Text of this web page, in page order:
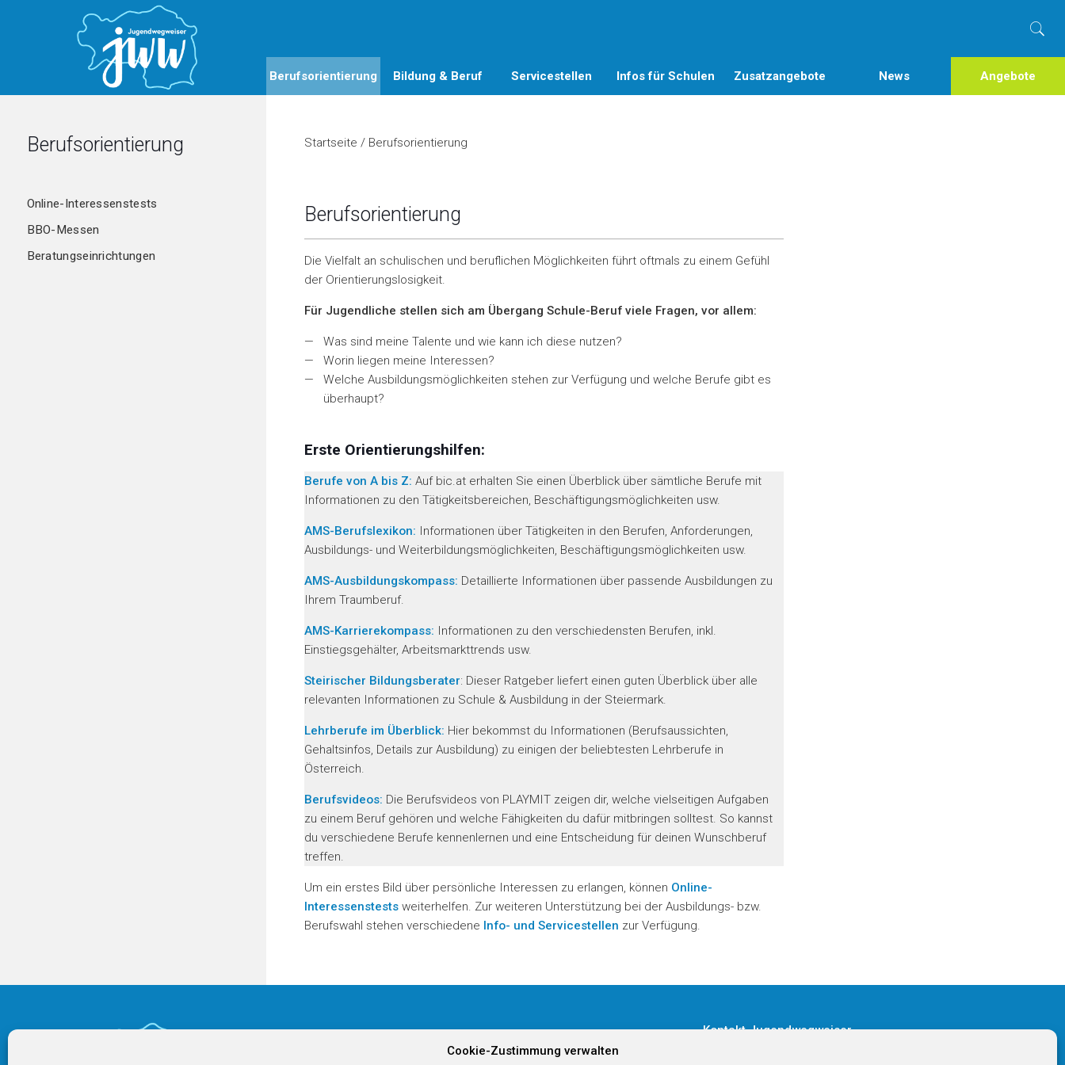
Cookie-Zustimmung verwalten
Berufsorientierung Bildung & Beruf Servicestellen Infos für Schulen Zusatzangebote News Angebote
Berufsorientierung
Online-Interessenstests
BBO-Messen
Beratungseinrichtungen
Startseite / Berufsorientierung
Berufsorientierung
Die Vielfalt an schulischen und beruflichen Möglichkeiten führt oftmals zu einem Gefühl
der Orientierungslosigkeit.
Für Jugendliche stellen sich am Übergang Schule-Beruf viele Fragen, vor allem:
Was sind meine Talente und wie kann ich diese nutzen?
Worin liegen meine Interessen?
Welche Ausbildungsmöglichkeiten stehen zur Verfügung und welche Berufe gibt es
überhaupt?
Erste Orientierungshilfen:
Berufe von A bis Z: Auf bic.at erhalten Sie einen Überblick über sämtliche Berufe mit
Informationen zu den Tätigkeitsbereichen, Beschäftigungsmöglichkeiten usw.
AMS-Berufslexikon: Informationen über Tätigkeiten in den Berufen, Anforderungen,
Ausbildungs- und Weiterbildungsmöglichkeiten, Beschäftigungsmöglichkeiten usw.
AMS-Ausbildungskompass: Detaillierte Informationen über passende Ausbildungen zu
Ihrem Traumberuf.
AMS-Karrierekompass: Informationen zu den verschiedensten Berufen, inkl.
Einstiegsgehälter, Arbeitsmarkttrends usw.
Steirischer Bildungsberater: Dieser Ratgeber liefert einen guten Überblick über alle
relevanten Informationen zu Schule & Ausbildung in der Steiermark.
Lehrberufe im Überblick: Hier bekommst du Informationen (Berufsaussichten,
Gehaltsinfos, Details zur Ausbildung) zu einigen der beliebtesten Lehrberufe in
Österreich.
Berufsvideos: Die Berufsvideos von PLAYMIT zeigen dir, welche vielseitigen Aufgaben
zu einem Beruf gehören und welche Fähigkeiten du dafür mitbringen solltest. So kannst
du verschiedene Berufe kennenlernen und eine Entscheidung für deinen Wunschberuf
treffen.
Um ein erstes Bild über persönliche Interessen zu erlangen, können Online-
Interessenstests weiterhelfen. Zur weiteren Unterstützung bei der Ausbildungs- bzw.
Berufswahl stehen verschiedene Info- und Servicestellen zur Verfügung.
Kontakt Jugendwegweiser